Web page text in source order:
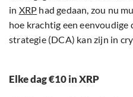
in XRP had gedaan, zou nu
hoe krachtig een eenvoudige
strategie (DCA) kan zijn in
Elke dag €10 in XRP